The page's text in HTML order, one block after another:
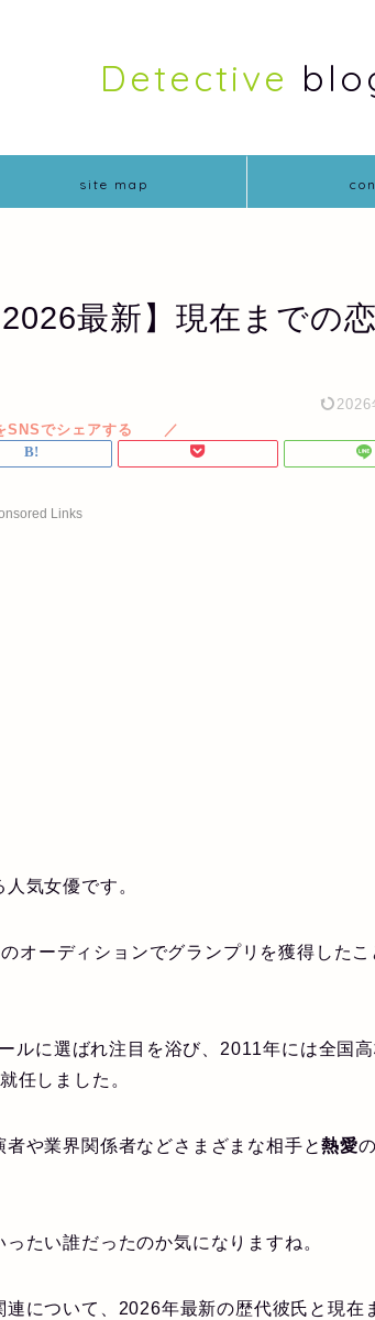
Detective
site map
最新】現在までの
2026
Links
気女優です。
オーディションでグランプリを獲得したこ
ルに選ばれ注目を浴び、2011年には全国
任しました。
や業界関係者などさまざまな相手と熱愛
ったい誰だったのか気になりますね。
について、2026年最新の歴代彼氏と現在